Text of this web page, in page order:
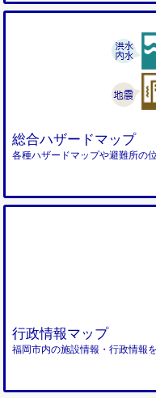
総合ハザードマップ
各種ハザードマップや避難所の
行政情報マップ
福岡市内の施設情報・行政情報